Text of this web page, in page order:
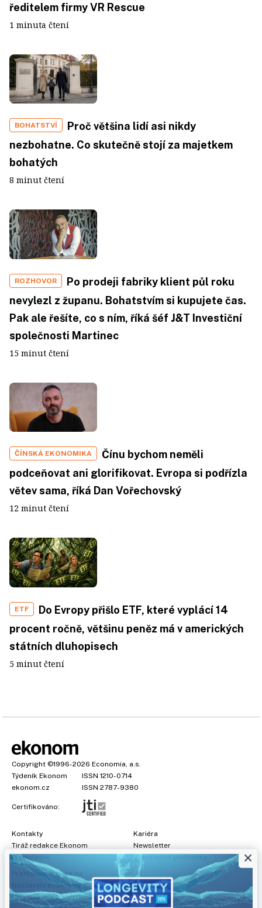
ředitelem firmy VR Rescue
1 minuta čtení
BOHATSTVÍ
Proč většina lidí asi nikdy
nezbohatne. Co skutečně stojí za majetkem
bohatých
8 minut čtení
ROZHOVOR
Po prodeji fabriky klient půl roku
nevylezl z županu. Bohatstvím si kupujete čas.
Pak ale řešíte, co s ním, říká šéf J&T Investiční
společnosti Martinec
15 minut čtení
ČÍNSKÁ EKONOMIKA
Čínu bychom neměli
podceňovat ani glorifikovat. Evropa si podřízla
větev sama, říká Dan Vořechovský
12 minut čtení
ETF
Do Evropy přišlo ETF, které vyplácí 14
procent ročně, většinu peněz má v amerických
státních dluhopisech
5 minut čtení
Copyright ©1996-2026 Economia, a.s.
Týdeník Ekonom
ISSN 1210-0714
ekonom.cz
ISSN 2787-9380
Certifikováno:
Kontakty
Tiráž redakce Ekonom
Předplatné
Kariéra
Newsletter
Všeobecné podmínky
Prohlášení o cookies
Nastavení soukromí
Ochrana osobních údajů
×